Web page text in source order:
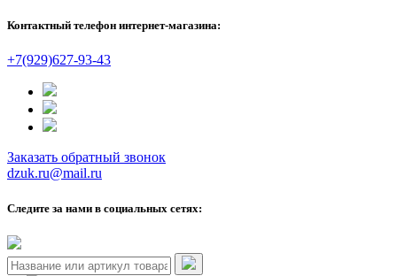
Контактный телефон интернет-магазина:
+7(929)627-93-43
Заказать обратный звонок
dzuk.ru@mail.ru
Следите за нами в социальных сетях: